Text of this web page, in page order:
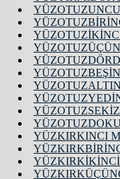
YÜZKIRKINCI